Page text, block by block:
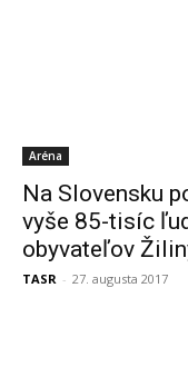
Aréna
Na Slovensku
vyše 85-tisíc
obyvateľov
TASR - 27. augusta 2017